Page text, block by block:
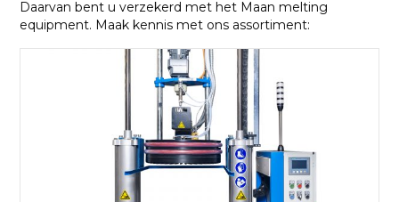
Daarvan bent u verzekerd met het Maan melting
equipment. Maak kennis met ons assortiment: